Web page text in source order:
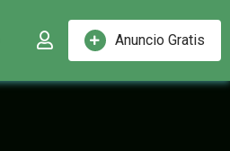
Anuncio Gratis